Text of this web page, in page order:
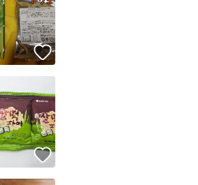
ーは他フリマサービスでの取引実績があります
送を保証しているものではありません
ーは高頻度で24時間以内＆設定した発送日数内に
ーは高頻度で24時間以内に発送しています
出品ページへいいね！
いいね！